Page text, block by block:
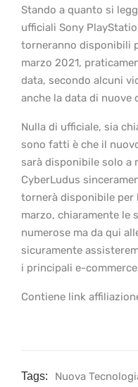
Stando a quanto si
ufficiali Sony
torneranno disponibili
marzo 2021,
data, secondo alcuni
anche la data di nuove
Nulla di ufficiale, sia
sono fatti è che il
sarà disponibile solo a
CyberLudus
tornerà disponibile per
marzo, chiaramente le
numerose ma da qui
sicuramente
i principali e-
Contiene link
Tags: Nuova